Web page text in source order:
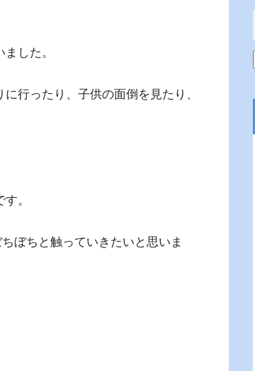
した。
行ったり、子供の面倒を見たり、
。
ぼちと触っていきたいと思いま